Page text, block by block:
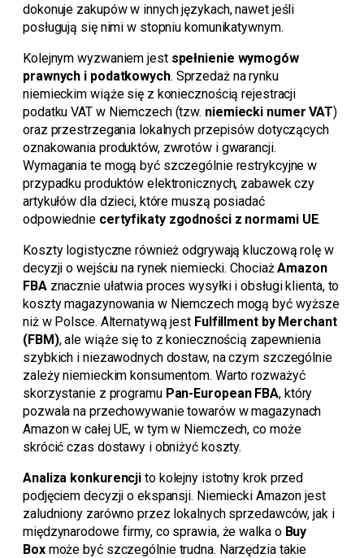
dokonuje zakupów w innych językach, nawet jeśli
posługują się nimi w stopniu komunikatywnym.
Kolejnym wyzwaniem jest spełnienie wymogów
prawnych i podatkowych. Sprzedaż na rynku
niemieckim wiąże się z koniecznością rejestracji
podatku VAT w Niemczech (tzw. niemiecki numer VAT)
oraz przestrzegania lokalnych przepisów dotyczących
oznakowania produktów, zwrotów i gwarancji.
Wymagania te mogą być szczególnie restrykcyjne w
przypadku produktów elektronicznych, zabawek czy
artykułów dla dzieci, które muszą posiadać
odpowiednie certyfikaty zgodności z normami UE.
Koszty logistyczne również odgrywają kluczową rolę w
decyzji o wejściu na rynek niemiecki. ChociażAmazon
FBAznacznie ułatwia proces wysyłki i obsługi klienta, to
koszty magazynowania w Niemczech mogą być wyższe
niż w Polsce. Alternatywą jest Fulfillment by Merchant
(FBM), ale wiąże się to z koniecznością zapewnienia
szybkich i niezawodnych dostaw, na czym szczególnie
zależy niemieckim konsumentom. Warto rozważyć
skorzystanie z programu Pan-European FBA, który
pozwala na przechowywanie towarów w magazynach
Amazon w całej UE, w tym w Niemczech, co może
skrócić czas dostawy i obniżyć koszty.
Analiza konkurencji to kolejny istotny krok przed
podjęciem decyzji o ekspansji. Niemiecki Amazon jest
zaludniony zarówno przez lokalnych sprzedawców, jak i
międzynarodowe firmy, co sprawia, że walka o Buy
Boxmoże być szczególnie trudna. Narzędzia takie